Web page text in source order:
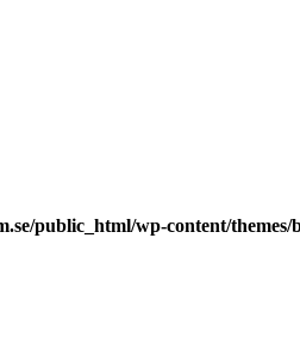
public_html/wp-content/